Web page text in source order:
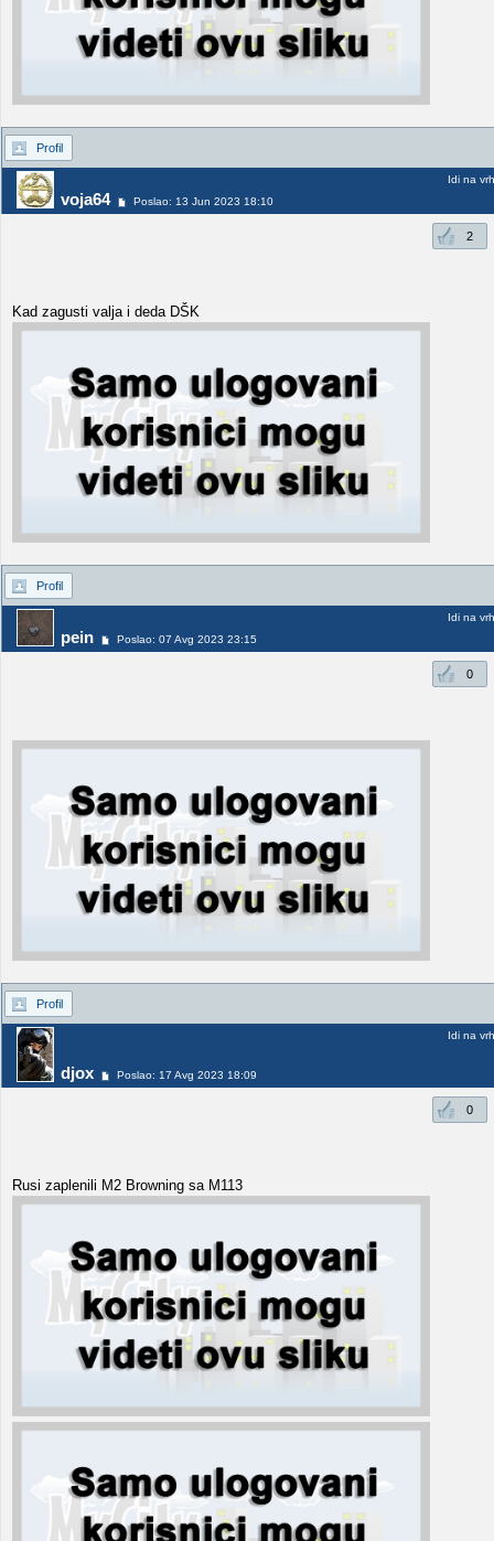
Profil
voja64 Poslao: 13 Jun 2023 18:10
Idi na vrh
2
Kad zagusti valja i deda DŠK
Profil
pein Poslao: 07 Avg 2023 23:15
Idi na vrh
0
Profil
djox Poslao: 17 Avg 2023 18:09
Idi na vrh
0
Rusi zaplenili M2 Browning sa M113